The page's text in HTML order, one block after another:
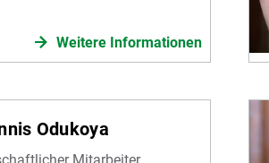
Weitere Informationen
Odukoya